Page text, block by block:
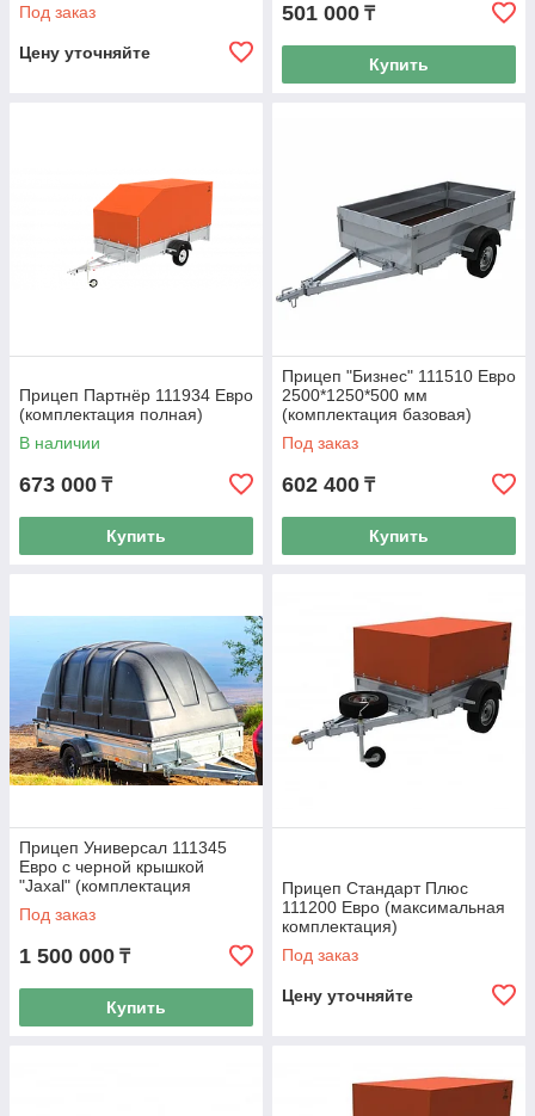
Под заказ
Цену уточняйте
501 000 ₸
Купить
Прицеп Партнёр 111934 Евро
(комплектация полная)
В наличии
673 000 ₸
Купить
Прицеп "Бизнес" 111510 Евро
2500*1250*500 мм
(комплектация базовая)
Под заказ
602 400 ₸
Купить
Прицеп Универсал 111345
Евро с черной крышкой
"Jaxal" (комплектация
полная)
Под заказ
1 500 000 ₸
Купить
Прицеп Стандарт Плюс
111200 Евро (максимальная
комплектация)
Под заказ
Цену уточняйте